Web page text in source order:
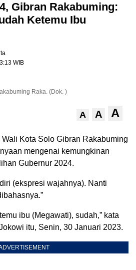
Gibran Rakabuming:
Ketemu Ibu
WIB
Raka. (Dok. )
A A A
Wali Kota Solo Gibran Rakabuming
mengenai kemungkinan
Gubernur 2024.
(ekspresi wajahnya). Nanti
ibu (Megawati), sudah,” kata
itu, Senin, 30 Januari 2023.